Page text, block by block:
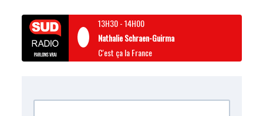
13H30-14H00
Nathalie Schraen-Guirma
C'est ça la France